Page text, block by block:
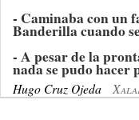
- Caminaba con un
Banderilla cuando
- A pesar de la
nada se pudo hacer
Hugo Cruz Ojeda